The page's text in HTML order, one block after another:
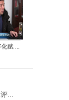
赋 ...
...